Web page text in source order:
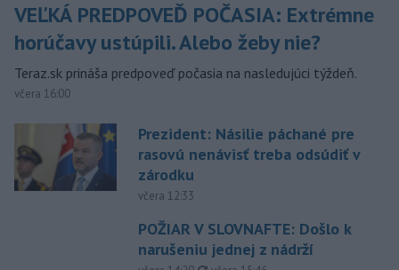
VEĽKÁ PREDPOVEĎ POČASIA: Extrémne
horúčavy ustúpili. Alebo žeby nie?
Teraz.sk prináša predpoveď počasia na nasledujúci týždeň.
včera 16:00
Prezident: Násilie páchané pre
rasovú nenávisť treba odsúdiť v
zárodku
včera 12:33
POŽIAR V SLOVNAFTE: Došlo k
narušeniu jednej z nádrží